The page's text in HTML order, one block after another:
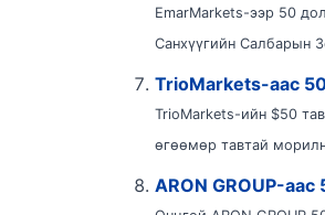
EmarMarkets-ээр 50
Санхүүгийн Салбарын
TrioMarkets-аас
TrioMarkets-ийн $50
өгөөмөр тавтай
ARON GROUP-